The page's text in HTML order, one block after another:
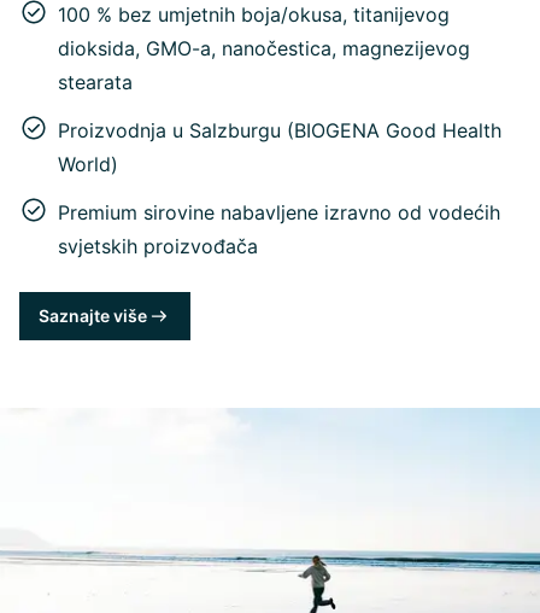
100 % bez umjetnih boja/okusa, titanijevog
dioksida, GMO-a, nanočestica, magnezijevog
stearata
Proizvodnja u Salzburgu (BIOGENA Good Health
World)
Premium sirovine nabavljene izravno od vodećih
svjetskih proizvođača
Saznajte više